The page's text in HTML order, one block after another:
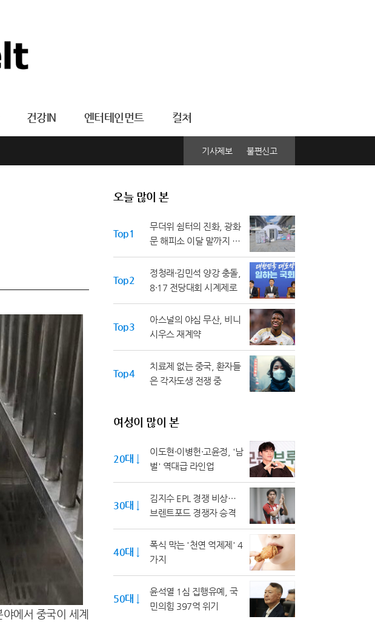
건강IN 엔터테인먼트 컬쳐
기사제보 불편신고
에서 중국이 세계
오늘 많이 본
Top1
무더위 쉼터의 진화, 광화
문 해피소 이달 말까지 연
장
Top2
정청래·김민석 양강 충돌,
8·17 전당대회 시계제로
Top3
아스널의 야심 무산, 비니
시우스 재계약
Top4
치료제 없는 중국, 환자들
은 각자도생 전쟁 중
여성이 많이 본
20대 ↓
이도현·이병헌·고윤정, '남
벌' 역대급 라인업
30대 ↓
김지수 EPL 경쟁 비상…
브렌트포드 경쟁자 승격
40대 ↓
폭식 막는 '천연 억제제' 4
가지
50대 ↓
윤석열 1심 집행유예, 국
민의힘 397억 위기